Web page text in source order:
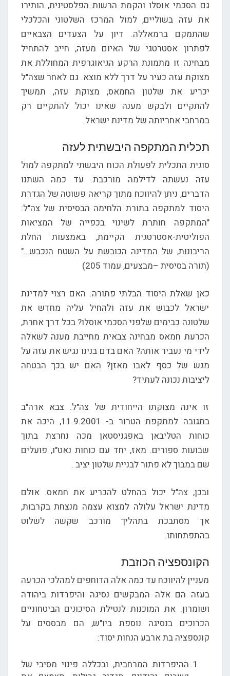
גם הסכמי אוסלו והקמת הרשות הפלסטינית, הותירו
את עזה בשוליים, למול המרכז השלטוני והכלכלי
שהתמקם ברמאללה. דיון על הצעדים הצבאיים
לפתרון אסטרטגי של האיום מעזה, חייב להתחיל
מבחינה זו מתמונת הרקע הגיאוגרפית המחוללת את
מצוקת עזה כעיר על דרך ללא מוצא. גם לאחר שצה"ל
יכריע את שלטון החמאס, מצוקת עזה, תמשיך
להתקיים ולבקש מענה שאינו יכול להתקיים רק
במרחבי אחריותה של מדינת ישראל.
תכלית המתקפה היבשתית לעזה
סוגית התכלית לפעולת הכוח היבשתי למתקפה למול
עזה נעשתה לדילמה מורכבת. עד כמה השתנו
הדברים, ניתן להיווכח מתוך קריאה פשוטה של הגדרת
היסוד למתקפה בתורת הלחימה הבסיסית של צה"ל:
"המתקפה חותרת לשינוי בכפייה של המציאות
הפוליטית-אסטרטגית הקיימת, באמצעות החלת
הריבונות, של המדינה הכובשת על השטח הנכבש…"
(תורה בסיסית –מבצעים, עמוד 205)
כאן שאלת היסוד הבלתי פתורה: האם רצוי למדינת
ישראל לכבוש את עזה ולהחיל עליה מחדש את
שלטונה כבימים שלפני הסכמי אוסלו? בכל דרך אחרת,
הכרעת חמאס מבחינה צבאית מחייבת מענה לשאלה
לידי מי נעביר אותה? האם בדם בנינו נגיש את עזה על
מגש של כסף לאבו מאזן? האם יש בכך הבטחה
ליציבות נכונה לעתיד?
זו אינה מצוקתו הייחודית של צה"ל. צבא ארה"ב
בתגובה למתקפת הטרור ב- 11.9.2001, היכה את
כוחות הטליבאן באפגניסטאן מכה נחרצת בתוך
שבועות ספורים. מאז, יחד עם כוחות נאט"ו, פועלים
שם במבוך לא פתור לבניית שלטון יציב .
ובכן, צה"ל יכול בהחלט להכריע את חמאס. אולם
מדינת ישראל עלולה למצוא עצמה מנצחת בקרבות,
אך מסתבכת בתהליך מורכב שקשה לשלוט
בהתפתחותו.
הקונספציה הכוזבת
מעניין להיווכח עד כמה אלה הדוחפים למהלכי הכרעה
בעזה הם אלה המבקשים נסיגה והיפרדות ביהודה
ושומרון. את המוכנות לנטילת הסיכונים הביטחוניים
הכרוכים בנסיגה נוספת ביו"ש, הם מבססים על
קונספציה בת ארבע הנחות יסוד:
ההיפרדות המרחבית, ובכללה פינוי מסיבי של